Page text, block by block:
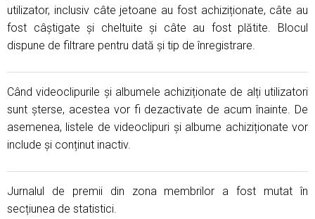
utilizator, inclusiv câte jetoane au fost achiziționate, câte au
fost câștigate și cheltuite și câte au fost plătite. Blocul
dispune de filtrare pentru dată și tip de înregistrare.
Când videoclipurile și albumele achiziționate de alți utilizatori
sunt șterse, acestea vor fi dezactivate de acum înainte. De
asemenea, listele de videoclipuri și albume achiziționate vor
include și conținut inactiv.
Jurnalul de premii din zona membrilor a fost mutat în
secțiunea de statistici.